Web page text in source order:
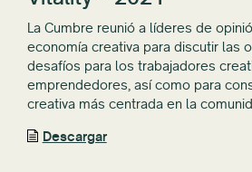
La Cumbre reunió a líderes de
economía creativa para discutir las
desafíos para los trabajadores
emprendedores, así como para
creativa más centrada en la
Descargar